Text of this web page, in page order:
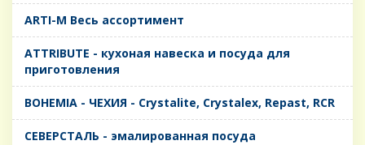
ARTI-M Весь ассортимент
ATTRIBUTE - кухоная навеска и посуда для
приготовления
BOHEMIA - ЧЕХИЯ - Crystalite, Crystalex, Repast, RCR
CЕВЕРСТАЛЬ - эмалированная посуда